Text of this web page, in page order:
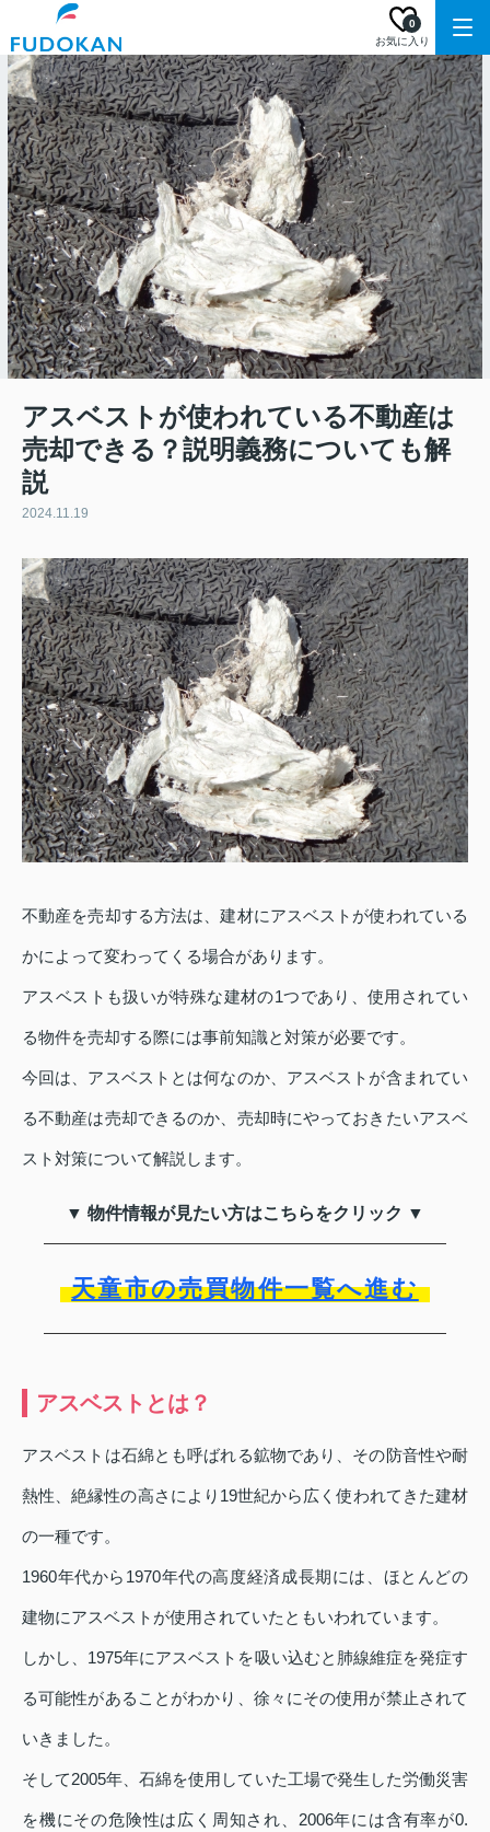
お気に入り
0
アスベストが使われている不動産は
売却できる？説明義務についても解
説
2024.11.19
不動産を売却する方法は、建材にアスベストが使われている
かによって変わってくる場合があります。
アスベストも扱いが特殊な建材の1つであり、使用されてい
る物件を売却する際には事前知識と対策が必要です。
今回は、アスベストとは何なのか、アスベストが含まれてい
る不動産は売却できるのか、売却時にやっておきたいアスベ
スト対策について解説します。
▼ 物件情報が見たい方はこちらをクリック ▼
天童市の売買物件一覧へ進む
アスベストとは？
アスベストは石綿とも呼ばれる鉱物であり、その防音性や耐
熱性、絶縁性の高さにより19世紀から広く使われてきた建材
の一種です。
1960年代から1970年代の高度経済成長期には、ほとんどの
建物にアスベストが使用されていたともいわれています。
しかし、1975年にアスベストを吸い込むと肺線維症を発症す
る可能性があることがわかり、徐々にその使用が禁止されて
いきました。
そして2005年、石綿を使用していた工場で発生した労働災害
を機にその危険性は広く周知され、2006年には含有率が0.